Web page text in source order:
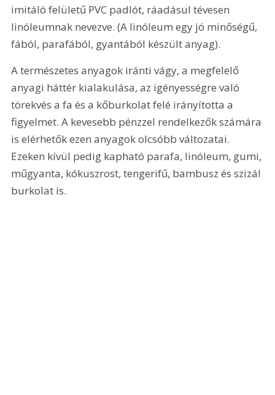
imitáló felületű PVC padlót, ráadásul tévesen
linóleumnak nevezve. (A linóleum egy jó minőségű,
fából, parafából, gyantából készült anyag).
A természetes anyagok iránti vágy, a megfelelő
anyagi háttér kialakulása, az igényességre való
törekvés a fa és a kőburkolat felé irányította a
figyelmet. A kevesebb pénzzel rendelkezők számára
is elérhetők ezen anyagok olcsóbb változatai.
Ezeken kívül pedig kapható parafa, linóleum, gumi,
műgyanta, kókuszrost, tengerifű, bambusz és szizál
burkolat is.